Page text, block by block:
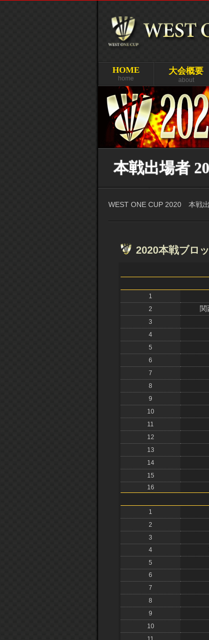
HOME
home
大会概要
about
本戦出場者
WEST ONE CUP 2020 本戦出
2020本戦ブロ
1
2
3
4
5
6
7
8
9
10
11
12
13
14
15
16
1
2
3
4
5
6
7
8
9
10